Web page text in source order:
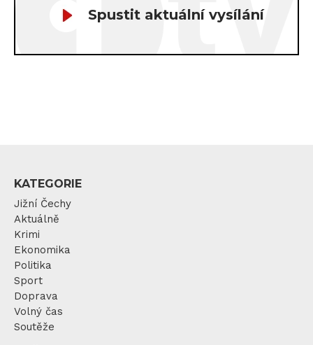
Spustit aktuální vysílání
KATEGORIE
Jižní Čechy
Aktuálně
Krimi
Ekonomika
Politika
Sport
Doprava
Volný čas
Soutěže